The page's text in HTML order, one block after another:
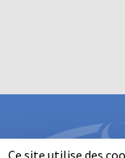
Ce site utilise des